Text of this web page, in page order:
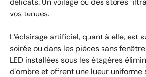
délicats. Un voilage ou des stores
vos tenues.
L’éclairage artificiel, quant à elle, est
soirée ou dans les pièces sans
LED installées sous les étagères
d’ombre et offrent une lueur uniforme